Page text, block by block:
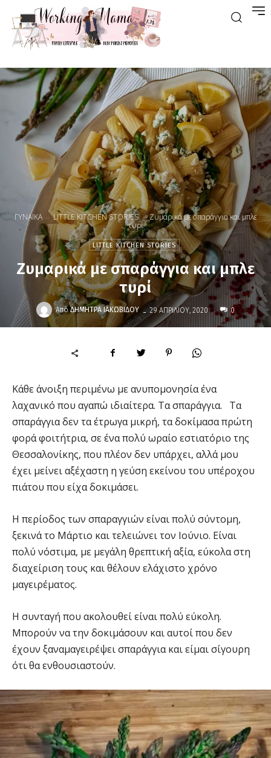
ΓΥΝΑΙΚΑ LITTLE KITCHEN STORIES
Ζυμαρικά με σπαράγγια και μπλε
τυρί
LITTLE KITCHEN STORIES
Ζυμαρικά με σπαράγγια και μπλε
τυρί
Από ΔΉΜΗΤΡΑ ΙΑΚΩΒΊΔΟΥ - 29 ΑΠΡΙΛΊΟΥ, 2020 0
Κάθε άνοιξη περιμένω με ανυπομονησία ένα
λαχανικό που αγαπώ ιδιαίτερα. Τα σπαράγγια. Τα
σπαράγγια δεν τα έτρωγα μικρή, τα δοκίμασα πρώτη
φορά φοιτήτρια, σε ένα πολύ ωραίο εστιατόριο της
Θεσσαλονίκης, που πλέον δεν υπάρχει, αλλά μου
έχει μείνει αξέχαστη η γεύση εκείνου του υπέροχου
πιάτου που είχα δοκιμάσει.
Η περίοδος των σπαραγγιών είναι πολύ σύντομη,
ξεκινά το Μάρτιο και τελειώνει τον Ιούνιο. Είναι
πολύ νόστιμα, με μεγάλη θρεπτική αξία, εύκολα στη
διαχείριση τους και θέλουν ελάχιστο χρόνο
μαγειρέματος.
Η συνταγή που ακολουθεί είναι πολύ εύκολη.
Μπορούν να την δοκιμάσουν και αυτοί που δεν
έχουν ξαναμαγειρέψει σπαράγγια και είμαι σίγουρη
ότι θα ενθουσιαστούν.